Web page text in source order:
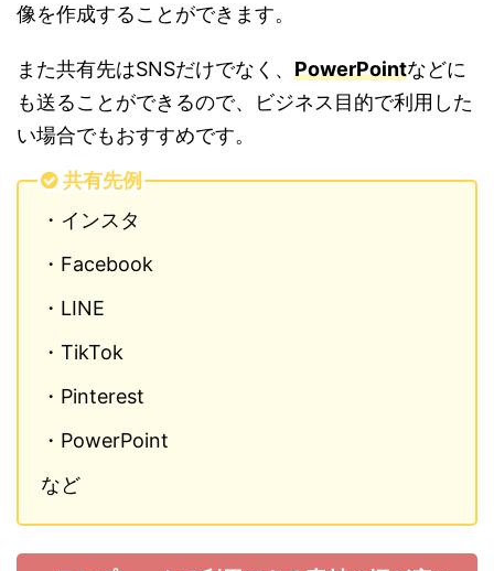
像を作成することができます。
また共有先はSNSだけでなく、 PowerPointなどに
も送ることができるので、ビジネス目的で利用した
い場合でもおすすめです。
共有先例
・インスタ
・Facebook
・LINE
・TikTok
・Pinterest
・PowerPoint
など